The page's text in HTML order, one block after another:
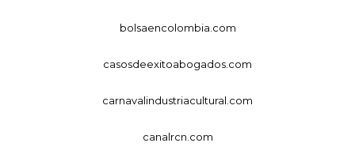
bolsaencolombia.com
casosdeexitoabogados.com
carnavalindustriacultural.com
canalrcn.com